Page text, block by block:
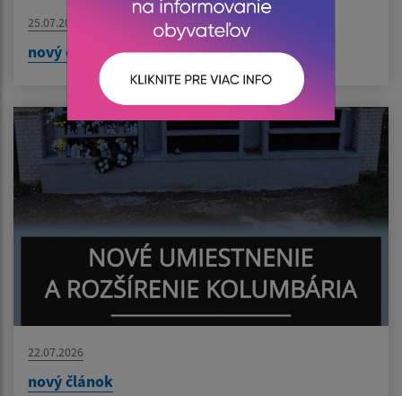
25.07.2026
nový článok
22.07.2026
nový článok